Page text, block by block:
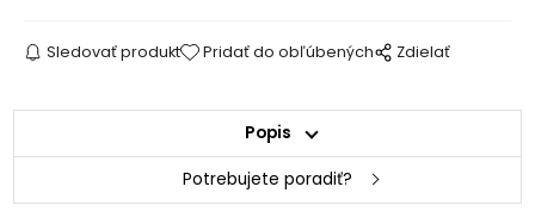
Sledovať produkt Pridať do obľúbených Zdielať
Popis
Potrebujete poradiť?